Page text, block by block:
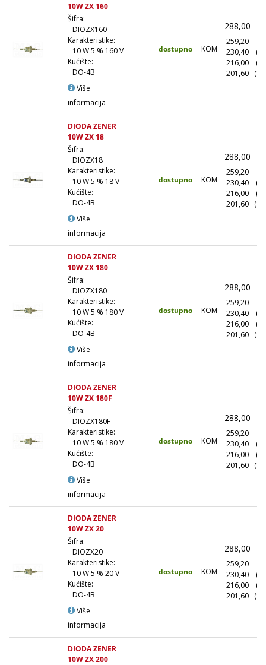
10W ZX 160
Šifra:
DIOZX160
Karakteristike:
10 W 5 % 160 V
Kućište:
DO-4B
Više
informacija
dostupno KOM
288,00
259,20
230,40
216,00
201,60
DIODA ZENER
10W ZX 18
Šifra:
DIOZX18
Karakteristike:
10 W 5 % 18 V
Kućište:
DO-4B
Više
informacija
dostupno KOM
288,00
259,20
230,40
216,00
201,60
DIODA ZENER
10W ZX 180
Šifra:
DIOZX180
Karakteristike:
10 W 5 % 180 V
Kućište:
DO-4B
Više
informacija
dostupno KOM
288,00
259,20
230,40
216,00
201,60
DIODA ZENER
10W ZX 180F
Šifra:
DIOZX180F
Karakteristike:
10 W 5 % 180 V
Kućište:
DO-4B
Više
informacija
dostupno KOM
288,00
259,20
230,40
216,00
201,60
DIODA ZENER
10W ZX 20
Šifra:
DIOZX20
Karakteristike:
10 W 5 % 20 V
Kućište:
DO-4B
Više
informacija
dostupno KOM
288,00
259,20
230,40
216,00
201,60
DIODA ZENER
10W ZX 200